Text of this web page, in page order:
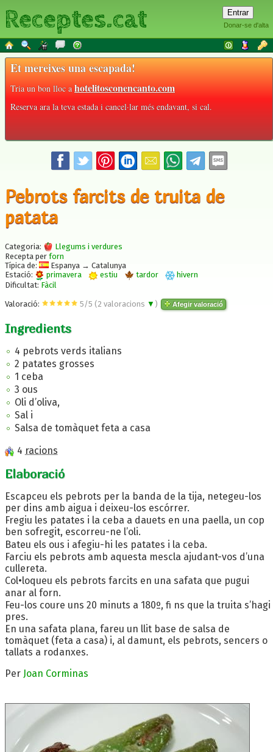
Donar-se d'alta
Receptes.cat
Et mereixes una escapada!
Tria un bon lloc ahotelitosconencanto.com
Reserva ara la teva estada i cancel·lar més endavant, si cal.
Pebrots farcits de truita de
patata
Categoria:
Llegums i verdures
Recepta per forn
Típica de:
Espanya → Catalunya
Estació:
primavera estiu tardor
hivern
Dificultat: Fàcil
Valoració: 5 /5 (2 valoracions ▼ ) Afegir valoració
Ingredients
4 pebrots verds italians
2 patates grosses
1 ceba
3 ous
Oli d’oliva,
Sal i
Salsa de tomàquet feta a casa
4 racions
Elaboració
Escapceu els pebrots per la banda de la tija, netegeu-los
per dins amb aigua i deixeu-los escórrer.
Fregiu les patates i la ceba a dauets en una paella, un cop
ben sofregit, escorreu-ne l’oli.
Bateu els ous i afegiu-hi les patates i la ceba.
Farciu els pebrots amb aquesta mescla ajudant-vos d’una
cullereta.
Col•loqueu els pebrots farcits en una safata que pugui
anar al forn.
Feu-los coure uns 20 minuts a 180º, fi ns que la truita s’hagi
pres.
En una safata plana, fareu un llit base de salsa de
tomàquet (feta a casa) i, al damunt, els pebrots, sencers o
tallats a rodanxes.
Per Joan Corminas